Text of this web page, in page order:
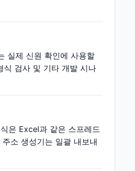
실제 신원 확인에 사용할
식 검사 및 기타 개발 시나
은 Excel과 같은 스프레드
소 생성기는 일괄 내보내